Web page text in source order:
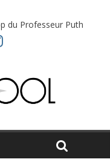
du Professeur Puth
musique indépendant
en hausse
entre chaleur et bonne
bière, métal et